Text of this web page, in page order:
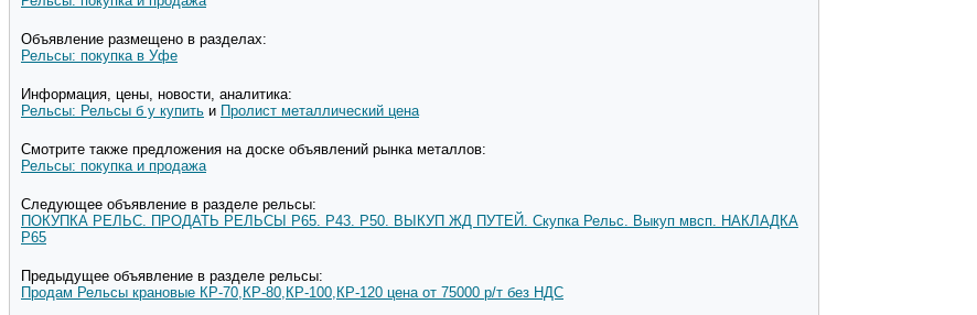
Объявление размещено в разделах:
Рельсы: покупка в Уфе
Информация, цены, новости, аналитика:
Рельсы: Рельсы б у купить и Пролист металлический цена
Смотрите также предложения на доске объявлений рынка металлов:
Рельсы: покупка и продажа
Следующее объявление в разделе рельсы:
ПОКУПКА РЕЛЬС. ПРОДАТЬ РЕЛЬСЫ Р65. Р43. Р50. ВЫКУП ЖД ПУТЕЙ. Скупка Рельс. Выкуп мвсп. НАКЛАДКА
Р65
Предыдущее объявление в разделе рельсы:
Продам Рельсы крановые КР-70,КР-80,КР-100,КР-120 цена от 75000 р/т без НДС